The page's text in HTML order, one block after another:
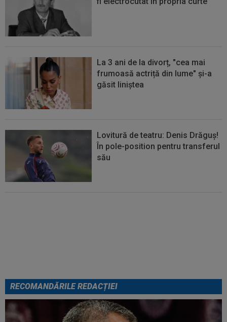
La 3 ani de la divorț, "cea mai
frumoasă actriță din lume" și-a
găsit liniștea
Lovitură de teatru: Denis Drăguș!
În pole-position pentru transferul
său
RECOMANDĂRILE REDACȚIEI